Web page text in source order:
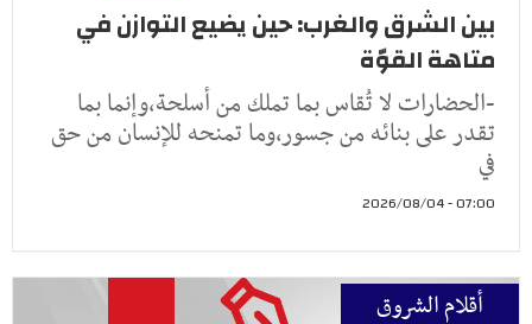
بين الشرق والغرب: حين يضيع التوازن في
متاهة القوّة
-الحضارات لا تُقاس بما تملك من أسلحة،وإنما بما
تقدر على بنائه من جسور،وما تمنحه للإنسان من حق
في
07:00 - 2026/08/04
أقلام الشروق